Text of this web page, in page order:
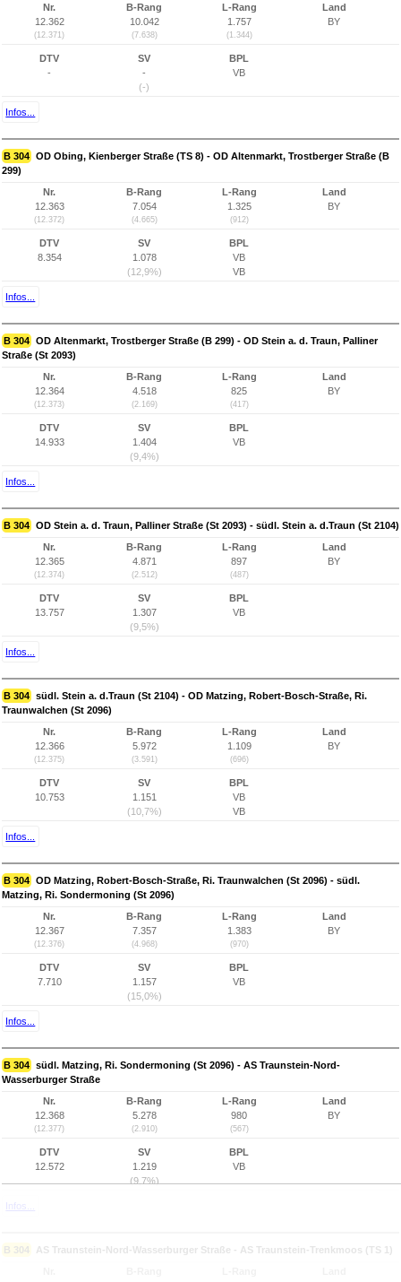
Nr.
12.362
(12.371)
B-Rang
10.042
(7.638)
L-Rang
1.757
(1.344)
Land
BY
DTV
-
SV
-
(-)
BPL
VB
Infos...
B 304 OD Obing, Kienberger Straße (TS 8) - OD Altenmarkt, Trostberger Straße (B
299)
Nr.
12.363
(12.372)
B-Rang
7.054
(4.665)
L-Rang
1.325
(912)
Land
BY
DTV
8.354
SV
1.078
(12,9%)
BPL
VB
VB
Infos...
B 304 OD Altenmarkt, Trostberger Straße (B 299) - OD Stein a. d. Traun, Palliner
Straße (St 2093)
Nr.
12.364
(12.373)
B-Rang
4.518
(2.169)
L-Rang
825
(417)
Land
BY
DTV
14.933
SV
1.404
(9,4%)
BPL
VB
Infos...
B 304 OD Stein a. d. Traun, Palliner Straße (St 2093) - südl. Stein a. d.Traun (St 2104)
Nr.
12.365
(12.374)
B-Rang
4.871
(2.512)
L-Rang
897
(487)
Land
BY
DTV
13.757
SV
1.307
(9,5%)
BPL
VB
Infos...
B 304 südl. Stein a. d.Traun (St 2104) - OD Matzing, Robert-Bosch-Straße, Ri.
Traunwalchen (St 2096)
Nr.
12.366
(12.375)
B-Rang
5.972
(3.591)
L-Rang
1.109
(696)
Land
BY
DTV
10.753
SV
1.151
(10,7%)
BPL
VB
VB
Infos...
B 304 OD Matzing, Robert-Bosch-Straße, Ri. Traunwalchen (St 2096) - südl.
Matzing, Ri. Sondermoning (St 2096)
Nr.
12.367
(12.376)
B-Rang
7.357
(4.968)
L-Rang
1.383
(970)
Land
BY
DTV
7.710
SV
1.157
(15,0%)
BPL
VB
Infos...
B 304 südl. Matzing, Ri. Sondermoning (St 2096) - AS Traunstein-Nord-
Wasserburger Straße
Nr.
12.368
(12.377)
B-Rang
5.278
(2.910)
L-Rang
980
(567)
Land
BY
DTV
12.572
SV
1.219
(9,7%)
BPL
VB
Infos...
B 304 AS Traunstein-Nord-Wasserburger Straße - AS Traunstein-Trenkmoos (TS 1)